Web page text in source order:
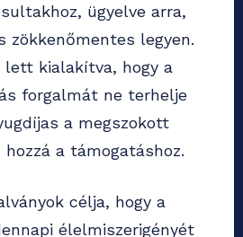
ügyelve arra,
zökkenőmentes legyen.
lett kialakítva, hogy a
forgalmát ne terhelje
a megszokott
a támogatáshoz.
célja, hogy a
élelmiszerigényét